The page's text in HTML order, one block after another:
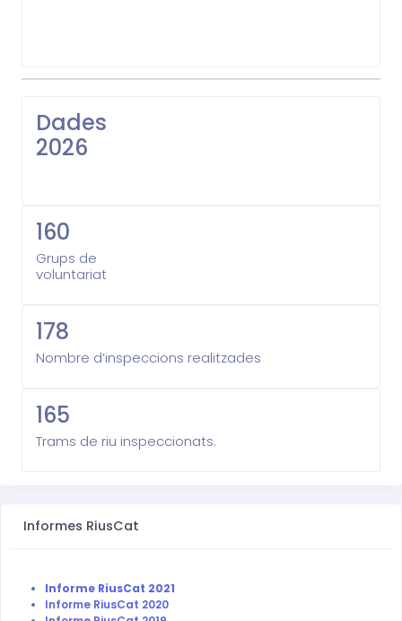
Dades
2026
160
Grups de
voluntariat
178
Nombre d’inspeccions realitzades
165
Trams de riu inspeccionats.
Informes RiusCat
Informe RiusCat 2021
Informe RiusCat 2020